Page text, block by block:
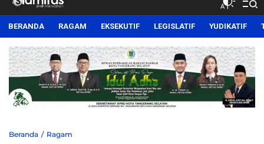
siarnitas
Jernih Menyiarkan
BERANDA RAGAM EKSEKUTIF LEGISLATIF YUDIKATIF
Beranda Ragam